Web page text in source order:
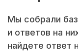
Мы собрали
и ответов на
найдете ответ